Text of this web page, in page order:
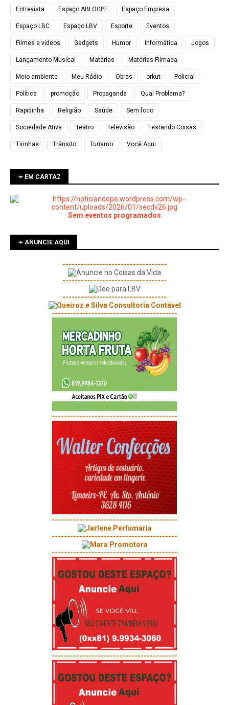
Entrevista Espaço ABLOGPE Espaço Empresa
Espaço LBC Espaço LBV Esporte Eventos
Filmes e vídeos Gadgets Humor Informática Jogos
Lançamento Musical Matérias Matérias Filmada
Meio ambiente Meu Rádio Obras orkut Policial
Política promoção Propaganda Qual Problema?
Rapidinha Religião Saúde Sem foco
Sociedade Ativa Teatro Televisão Testando Coisas
Tirinhas Trânsito Turismo Você Aqui
➛ EM CARTAZ
Sem eventos programados
➛ ANUNCIE AQUI
----------------------------------
----------------------------------
----------------------------------
-----------------------------------------
-----------------------------------------
-----------------------------------------
-----------------------------------------
-----------------------------------------
-----------------------------------------